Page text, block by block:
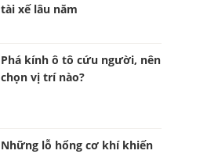
tài xế lâu năm
Phá kính ô tô cứu người, nên
chọn vị trí nào?
Những lỗ hổng cơ khí khiến